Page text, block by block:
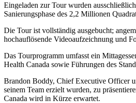
Eingeladen zur Tour wurden
Sanierungsphase des 2,2 Millionen
Die Tour ist vollständig ausgebucht;
hochauflösende Videoaufzeichnung und
Das Tourprogramm umfasst ein
Health Canada sowie Führungen des
Brandon Boddy, Chief Executive Officer
seinem Team erzielt wurden, zu
Canada wird in Kürze erwartet.